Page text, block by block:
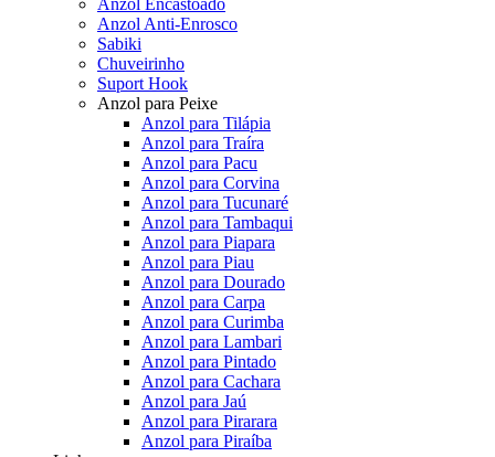
Anzol Encastoado
Anzol Anti-Enrosco
Sabiki
Chuveirinho
Suport Hook
Anzol para Peixe
Anzol para Tilápia
Anzol para Traíra
Anzol para Pacu
Anzol para Corvina
Anzol para Tucunaré
Anzol para Tambaqui
Anzol para Piapara
Anzol para Piau
Anzol para Dourado
Anzol para Carpa
Anzol para Curimba
Anzol para Lambari
Anzol para Pintado
Anzol para Cachara
Anzol para Jaú
Anzol para Pirarara
Anzol para Piraíba